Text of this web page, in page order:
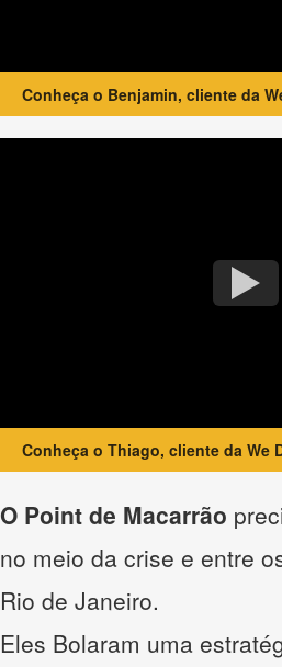
Conheça o Benjamin, cliente da
Conheça o Thiago, cliente da We
O Point de Macarrão
no meio da crise e entre
Rio de Janeiro.
Eles Bolaram uma